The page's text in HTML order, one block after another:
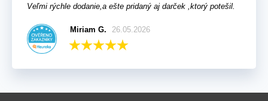
Veľmi rýchle dodanie,a ešte pridaný aj darček ,ktorý potešil.
Miriam G. 26.05.2026